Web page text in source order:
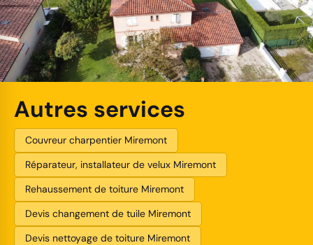
Autres services
Couvreur charpentier Miremont
Réparateur, installateur de velux Miremont
Rehaussement de toiture Miremont
Devis changement de tuile Miremont
Devis nettoyage de toiture Miremont